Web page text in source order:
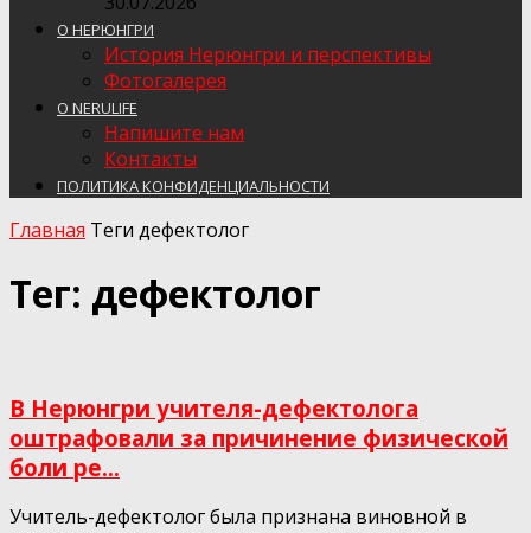
О НЕРЮНГРИ
История Нерюнгри и перспективы
Фотогалерея
О NERULIFE
Напишите нам
Контакты
ПОЛИТИКА КОНФИДЕНЦИАЛЬНОСТИ
Главная Теги дефектолог
Тег: дефектолог
В Нерюнгри учителя-дефектолога
оштрафовали за причинение физической
боли ре...
Учитель-дефектолог была признана виновной в